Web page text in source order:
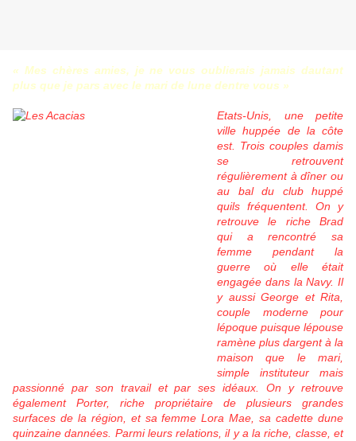
« Mes chères amies, je ne vous oublierais jamais dautant
plus que je pars avec le mari de lune dentre vous »
Etats-Unis, une petite
ville huppée de la côte
est. Trois couples damis
se retrouvent
régulièrement à dîner ou
au bal du club huppé
quils fréquentent. On y
retrouve le riche Brad
qui a rencontré sa
femme pendant la
guerre où elle était
engagée dans la Navy. Il
y aussi George et Rita,
couple moderne pour
lépoque puisque lépouse
ramène plus dargent à la
maison que le mari,
simple instituteur mais
passionné par son travail et par ses idéaux. On y retrouve
également Porter, riche propriétaire de plusieurs grandes
surfaces de la région, et sa femme Lora Mae, sa cadette dune
quinzaine dannées. Parmi leurs relations, il y a la riche, classe, et